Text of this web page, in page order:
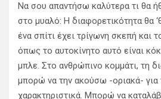
Να σου απαντήσω καλύτερα τι θα
στο μυαλό: Η διαφορετικότητα θα
ένα σπίτι έχει τρίγωνη σκεπή και
όπως το αυτοκίνητο αυτό είναι
μπλε. Στο ανθρώπινο κομμάτι, τη
μπορώ να την ακούσω -οριακά- για
χαρακτηριστικά. Μπορώ να